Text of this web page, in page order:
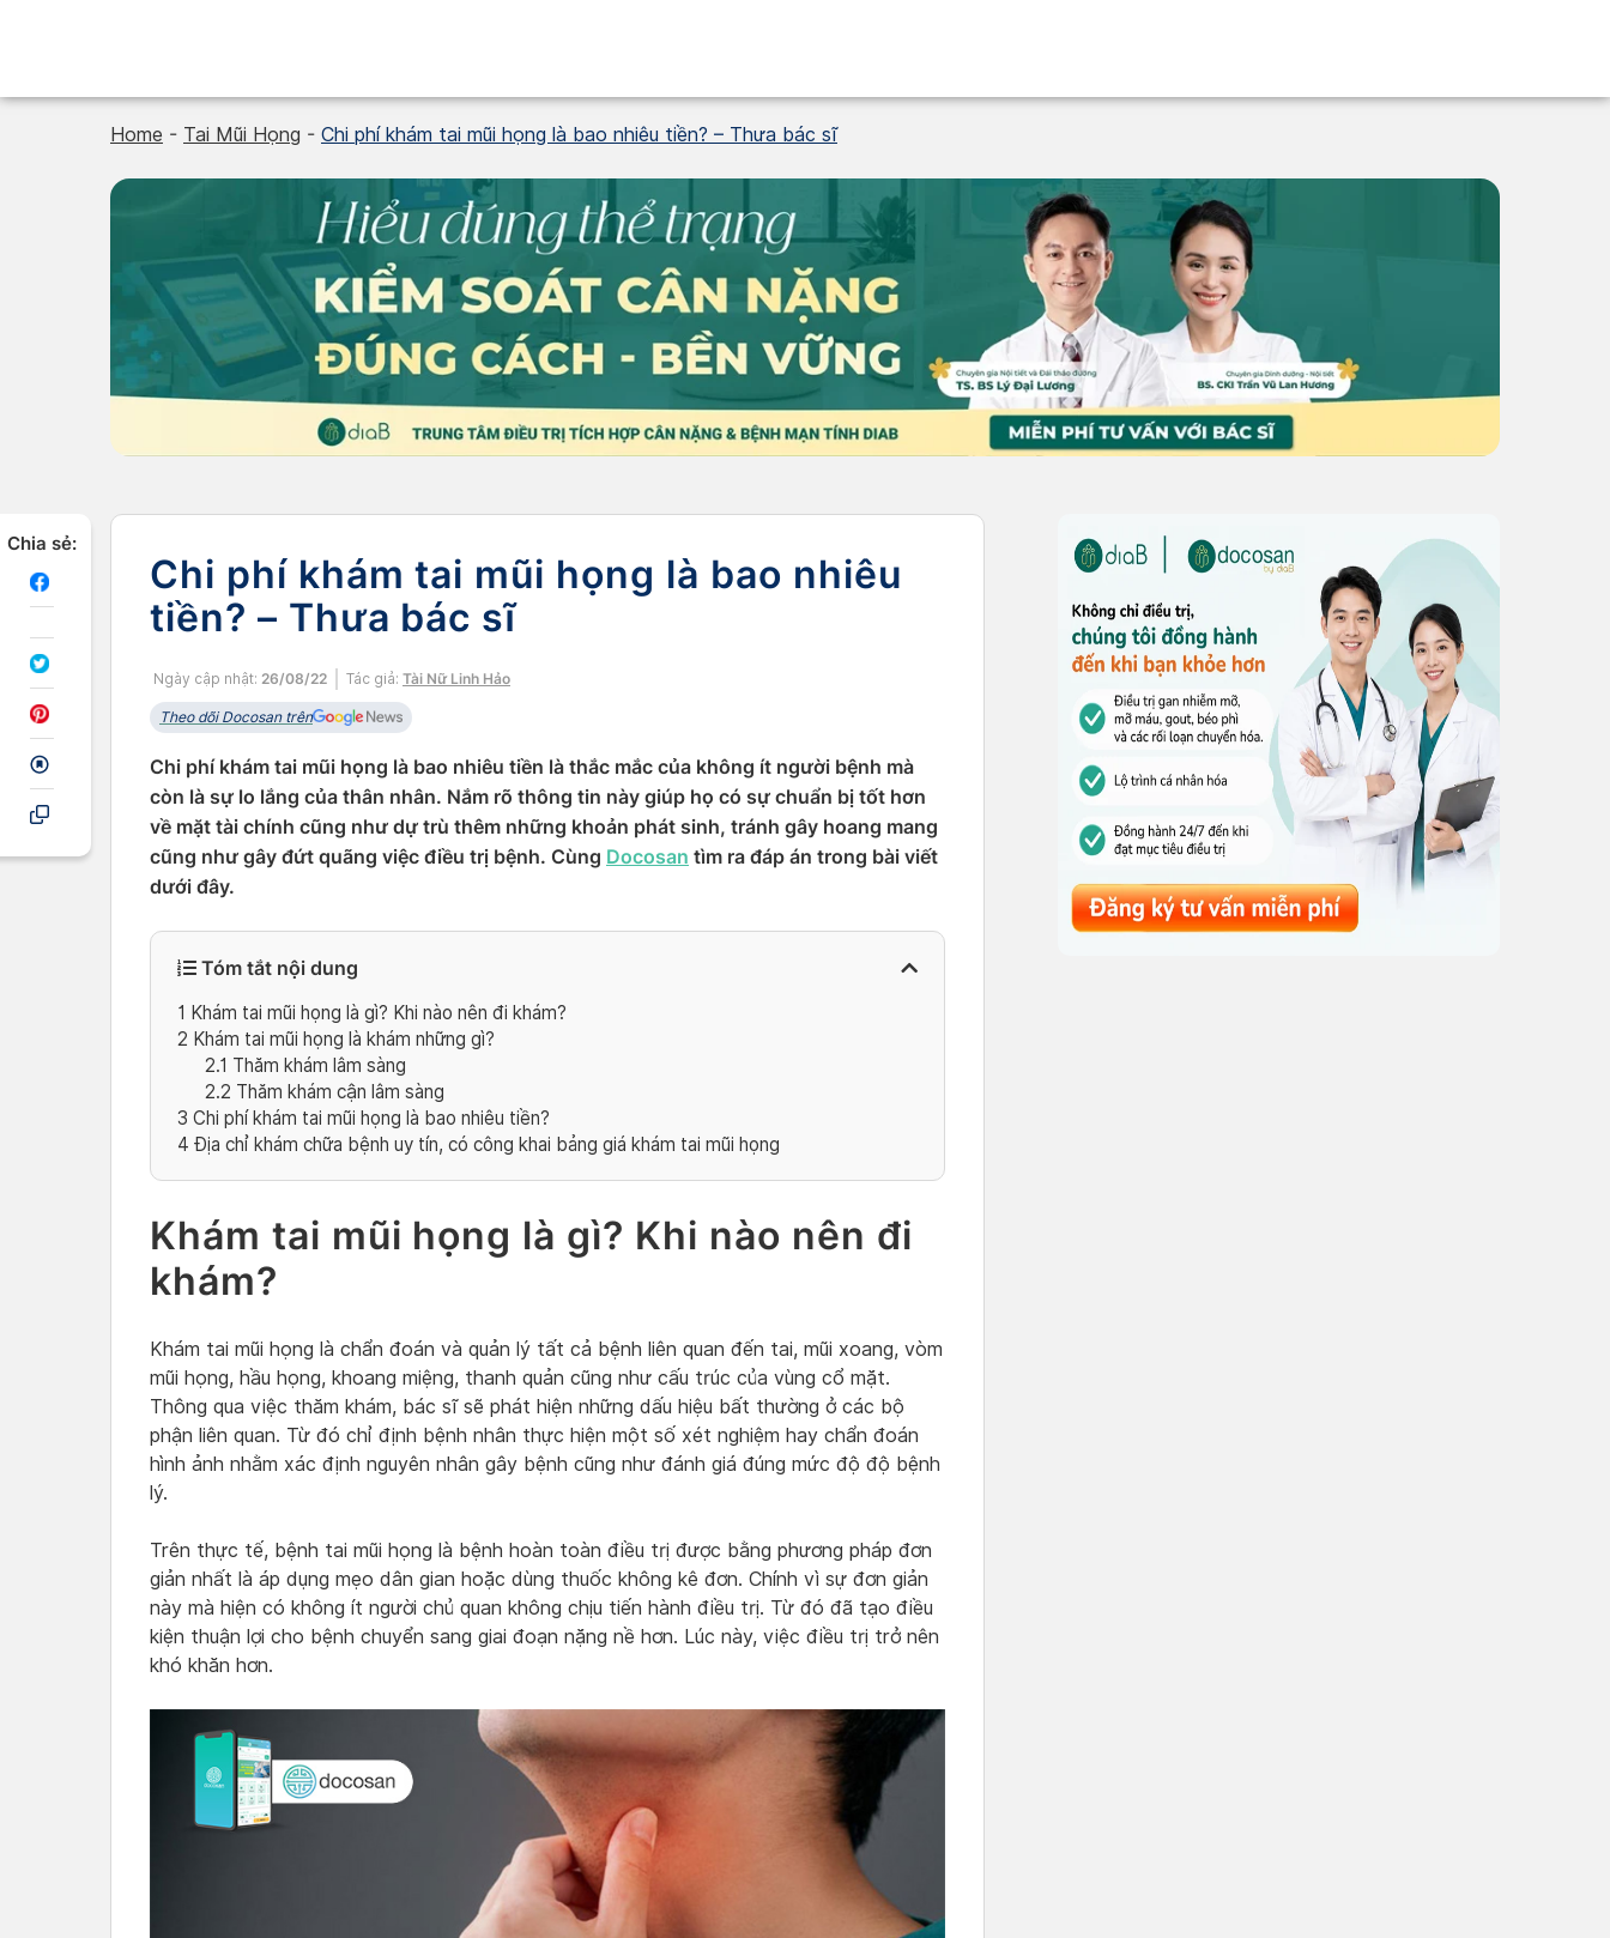
Home - Tai Mũi Họng - Chi phí khám tai mũi họng là bao nhiêu tiền? – Thưa bác sĩ
Chia sẻ:
Chi phí khám tai mũi họng là bao nhiêu
tiền? – Thưa bác sĩ
Ngày cập nhật: 26/08/22 Tác giả: Tài Nữ Linh Hảo
Theo dõi Docosan trên
Chi phí khám tai mũi họng là bao nhiêu tiền là thắc mắc của không ít người bệnh mà
còn là sự lo lắng của thân nhân. Nắm rõ thông tin này giúp họ có sự chuẩn bị tốt hơn
về mặt tài chính cũng như dự trù thêm những khoản phát sinh, tránh gây hoang mang
cũng như gây đứt quãng việc điều trị bệnh. Cùng Docosan tìm ra đáp án trong bài viết
dưới đây.
Tóm tắt nội dung
1 Khám tai mũi họng là gì? Khi nào nên đi khám?
2 Khám tai mũi họng là khám những gì?
2.1 Thăm khám lâm sàng
2.2 Thăm khám cận lâm sàng
3 Chi phí khám tai mũi họng là bao nhiêu tiền?
4 Địa chỉ khám chữa bệnh uy tín, có công khai bảng giá khám tai mũi họng
Khám tai mũi họng là gì? Khi nào nên đi
khám?
Khám tai mũi họng là chẩn đoán và quản lý tất cả bệnh liên quan đến tai, mũi xoang, vòm
mũi họng, hầu họng, khoang miệng, thanh quản cũng như cấu trúc của vùng cổ mặt.
Thông qua việc thăm khám, bác sĩ sẽ phát hiện những dấu hiệu bất thường ở các bộ
phận liên quan. Từ đó chỉ định bệnh nhân thực hiện một số xét nghiệm hay chẩn đoán
hình ảnh nhằm xác định nguyên nhân gây bệnh cũng như đánh giá đúng mức độ độ bệnh
lý.
Trên thực tế, bệnh tai mũi họng là bệnh hoàn toàn điều trị được bằng phương pháp đơn
giản nhất là áp dụng mẹo dân gian hoặc dùng thuốc không kê đơn. Chính vì sự đơn giản
này mà hiện có không ít người chủ quan không chịu tiến hành điều trị. Từ đó đã tạo điều
kiện thuận lợi cho bệnh chuyển sang giai đoạn nặng nề hơn. Lúc này, việc điều trị trở nên
khó khăn hơn.